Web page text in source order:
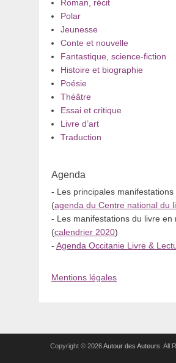
Roman, récit
Polar
Jeunesse
Conte et nouvelle
Fantastique, science-fiction
Histoire et biographie
Poésie
Théâtre
Essai et critique
Livre d’art
Traduction
Agenda
- Les principales manifestations
(agenda du Centre national du
- Les manifestations du livre en
(calendrier 2020)
- Agenda Occitanie Livre &
Mentions légales
Copyright © 2026Autour des Auteurs . All